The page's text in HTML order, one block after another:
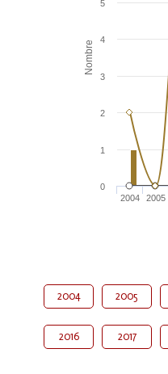
Nombre
2004 2005
0
1
2
3
4
5
2004 2005
2016 2017